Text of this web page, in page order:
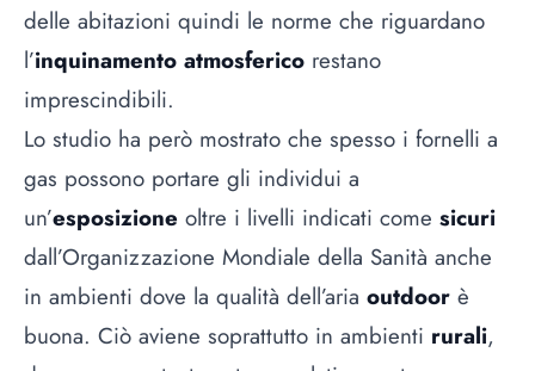
delle abitazioni quindi le norme che riguardano
l’inquinamento atmosferico restano
imprescindibili.
Lo studio ha però mostrato che spesso i fornelli a
gas possono portare gli individui a
un’esposizione oltre i livelli indicati come sicuri
dall’Organizzazione Mondiale della Sanità anche
in ambienti dove la qualità dell’aria outdoor è
buona. Ciò aviene soprattutto in ambienti rurali,